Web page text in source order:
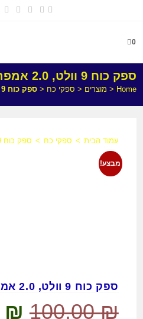
0
ספק כוח 9 וולט, 2.0 אמפר
Home
< מוצרים < ספקי כח <ספק כוח 9 וולט, 2.0 אמפר
עמוד הבית > ספקי כח > ספק כוח 9 וולט, 2.0 אמפר
מבצע!
ספק כוח 9 וולט, 2.0 אמפר
100.00₪
₪